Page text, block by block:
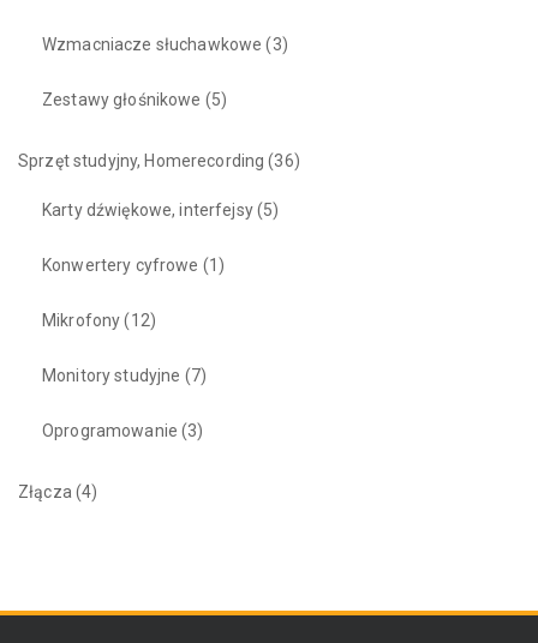
Wzmacniacze słuchawkowe (3)
Zestawy głośnikowe (5)
Sprzęt studyjny, Homerecording (36)
Karty dźwiękowe, interfejsy(5)
Konwertery cyfrowe (1)
Mikrofony(12)
Monitory studyjne (7)
Oprogramowanie (3)
Złącza (4)